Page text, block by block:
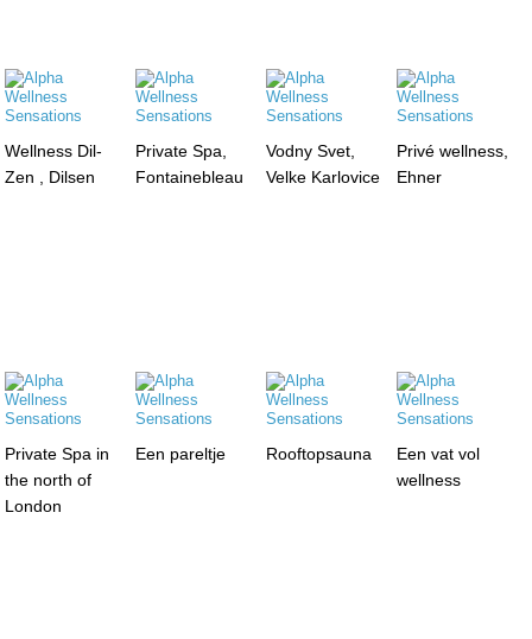
Wellness Dil-
Zen , Dilsen
Private Spa,
Fontainebleau
Vodny Svet,
Velke Karlovice
Privé wellness,
Ehner
Private Spa in
the north of
London
Een pareltje Rooftopsauna
Een vat vol
wellness